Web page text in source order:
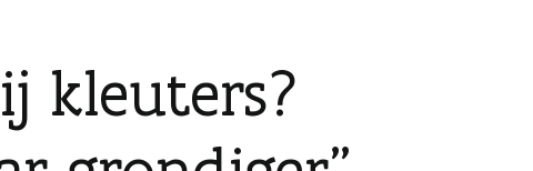
kleuters?